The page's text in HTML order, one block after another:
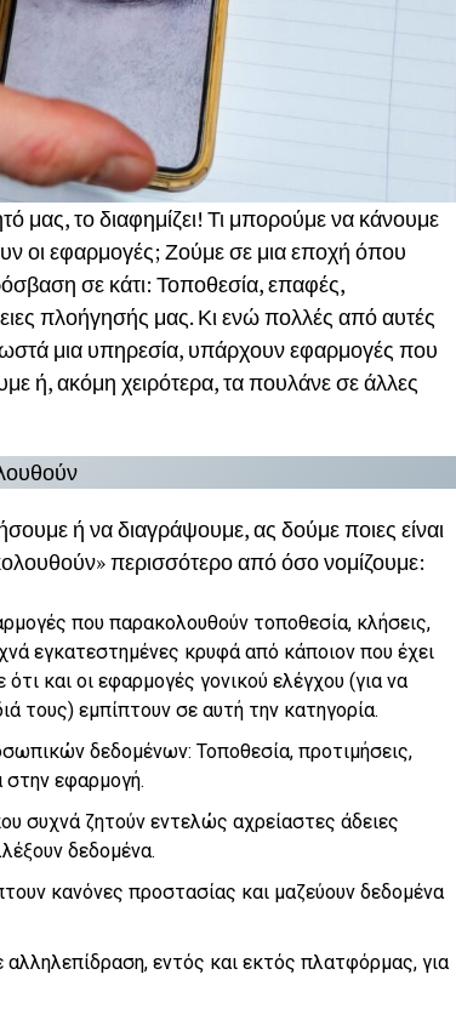
μας, το διαφημίζει! Τι μπορούμε να κάνουμε
οι εφαρμογές; Ζούμε σε μια εποχή όπου
σε κάτι: Τοποθεσία, επαφές,
πλοήγησής μας. Κι ενώ πολλές από αυτές
σωστά μια υπηρεσία, υπάρχουν εφαρμογές που
ή, ακόμη χειρότερα, τα πουλάνε σε άλλες
ή να διαγράψουμε, ας δούμε ποιες είναι
περισσότερο από όσο νομίζουμε:
που παρακολουθούν τοποθεσία, κλήσεις,
εγκατεστημένες κρυφά από κάποιον που έχει
και οι εφαρμογές γονικού ελέγχου (για να
τους) εμπίπτουν σε αυτή την κατηγορία.
δεδομένων: Τοποθεσία, προτιμήσεις,
στην εφαρμογή.
συχνά ζητούν εντελώς αχρείαστες άδειες
δεδομένα.
κανόνες προστασίας και μαζεύουν δεδομένα
εντός και εκτός πλατφόρμας, για